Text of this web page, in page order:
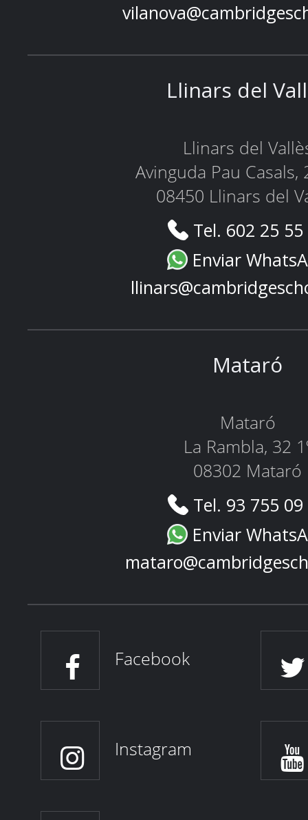
Llinars del
Llinars del
Avinguda Pau Casals,
08450 Llinars del
Tel. 602 25
Enviar
Mataró
Mataró
La Rambla, 32
08302 Mataró
Tel. 93 755
Enviar
Facebook
Instagram